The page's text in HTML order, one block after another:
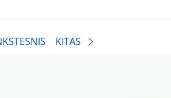
KITAS